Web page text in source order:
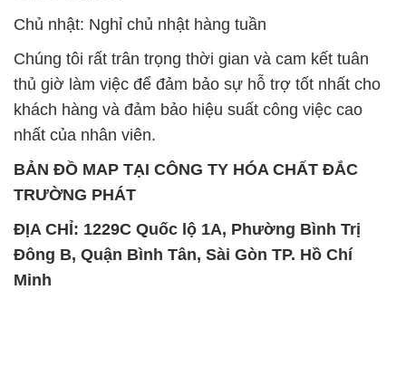
Chủ nhật: Nghỉ chủ nhật hàng tuần
Chúng tôi rất trân trọng thời gian và cam kết tuân
thủ giờ làm việc để đảm bảo sự hỗ trợ tốt nhất cho
khách hàng và đảm bảo hiệu suất công việc cao
nhất của nhân viên.
BẢN ĐỒ MAP TẠI CÔNG TY HÓA CHẤT ĐẮC
TRƯỜNG PHÁT
ĐỊA CHỈ: 1229C Quốc lộ 1A, Phường Bình Trị
Đông B, Quận Bình Tân, Sài Gòn TP. Hồ Chí
Minh